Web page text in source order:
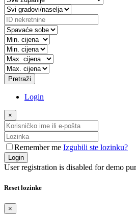
Pretraži
Login
×
Remember me Izgubili ste lozinku?
Login
User registration is disabled for demo
Reset lozinke
×